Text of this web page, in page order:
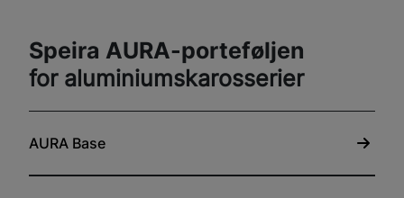
Speira AURA-porteføljen
for aluminiumskarosserier
AURA Base